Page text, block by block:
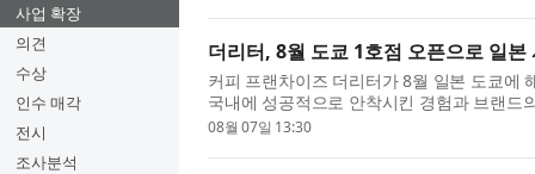
사업 확장
의견
수상
인수 매각
전시
조사분석
더리터, 8월 도쿄 1호점 오픈으로 일본
커피 프랜차이즈 더리터가 8월 일본 도쿄에
국내에 성공적으로 안착시킨 경험과 브랜드
이 직접 주도한다는 점에서 주목된다. ...
08월 07일 13:30